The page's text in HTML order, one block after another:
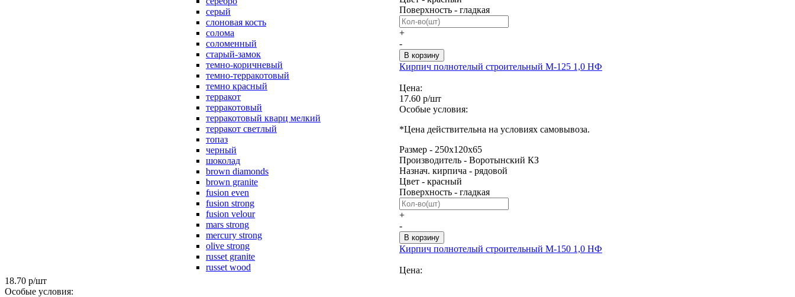
серый
слоновая кость
солома
соломенный
старый-замок
темно-коричневый
темно-терракотовый
темно красный
терракот
терракотовый
терракотовый кварц мелкий
терракот светлый
топаз
черный
шоколад
brown diamonds
brown granite
fusion even
fusion strong
fusion velour
mars strong
mercury strong
olive strong
russet granite
russet wood
Поверхность - гладкая
+
-
Кирпич полнотелый строительный М-125 1,0 НФ
Цена:
17.60 р/шт
Особые условия:
*Цена действительна на условиях самовывоза.
Размер - 250х120х65
Производитель - Воротынский КЗ
Назнач. кирпича - рядовой
Цвет - красный
Поверхность - гладкая
+
-
Кирпич полнотелый строительный М-150 1,0 НФ
Цена:
18.70 р/шт
Особые условия: